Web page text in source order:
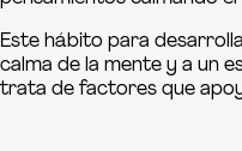
Este hábito para
calma de la mente y a un
trata de factores que